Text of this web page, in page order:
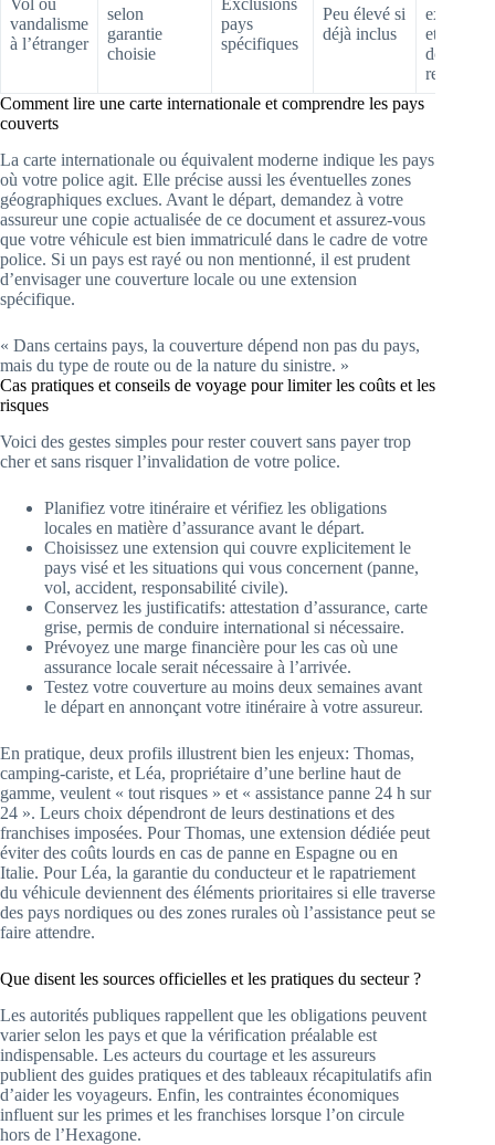
Vol ou
vandalisme
à l’étranger
selon
garantie
choisie
Exclusions
pays
spécifiques
Peu élevé si
déjà inclus
et les
requis
Comment lire une carte internationale et comprendre les pays
couverts
La carte internationale ou équivalent moderne indique les pays
où votre police agit. Elle précise aussi les éventuelles zones
géographiques exclues. Avant le départ, demandez à votre
assureur une copie actualisée de ce document et assurez-vous
que votre véhicule est bien immatriculé dans le cadre de votre
police. Si un pays est rayé ou non mentionné, il est prudent
d’envisager une couverture locale ou une extension
spécifique.
« Dans certains pays, la couverture dépend non pas du pays,
mais du type de route ou de la nature du sinistre. »
Cas pratiques et conseils de voyage pour limiter les coûts et les
risques
Voici des gestes simples pour rester couvert sans payer trop
cher et sans risquer l’invalidation de votre police.
Planifiez votre itinéraire et vérifiez les obligations
locales en matière d’assurance avant le départ.
Choisissez une extension qui couvre explicitement le
pays visé et les situations qui vous concernent (panne,
vol, accident, responsabilité civile).
Conservez les justificatifs: attestation d’assurance, carte
grise, permis de conduire international si nécessaire.
Prévoyez une marge financière pour les cas où une
assurance locale serait nécessaire à l’arrivée.
Testez votre couverture au moins deux semaines avant
le départ en annonçant votre itinéraire à votre assureur.
En pratique, deux profils illustrent bien les enjeux: Thomas,
camping-cariste, et Léa, propriétaire d’une berline haut de
gamme, veulent « tout risques » et « assistance panne 24 h sur
24 ». Leurs choix dépendront de leurs destinations et des
franchises imposées. Pour Thomas, une extension dédiée peut
éviter des coûts lourds en cas de panne en Espagne ou en
Italie. Pour Léa, la garantie du conducteur et le rapatriement
du véhicule deviennent des éléments prioritaires si elle traverse
des pays nordiques ou des zones rurales où l’assistance peut se
faire attendre.
Que disent les sources officielles et les pratiques du secteur ?
Les autorités publiques rappellent que les obligations peuvent
varier selon les pays et que la vérification préalable est
indispensable. Les acteurs du courtage et les assureurs
publient des guides pratiques et des tableaux récapitulatifs afin
d’aider les voyageurs. Enfin, les contraintes économiques
influent sur les primes et les franchises lorsque l’on circule
hors de l’Hexagone.